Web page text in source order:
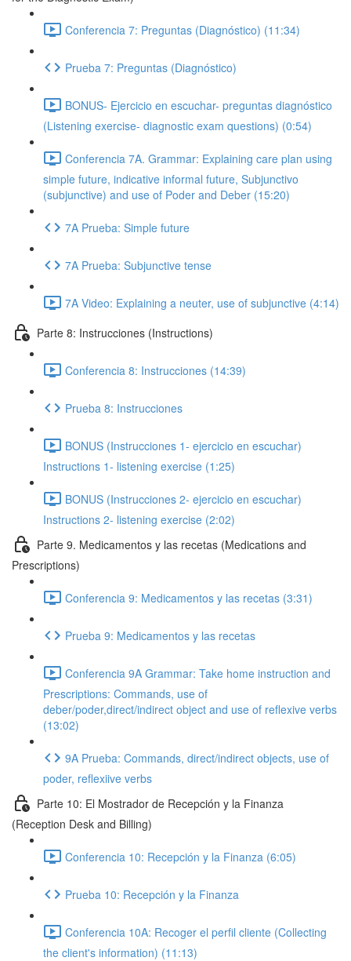
Conferencia 7: Preguntas (Diagnóstico) (11:34)
Prueba 7: Preguntas (Diagnóstico)
BONUS- Ejercicio en escuchar- preguntas diagnóstico
(Listening exercise- diagnostic exam questions) (0:54)
Conferencia 7A. Grammar: Explaining care plan using
simple future, indicative informal future, Subjunctivo
(subjunctive) and use of Poder and Deber (15:20)
7A Prueba: Simple future
7A Prueba: Subjunctive tense
7A Video: Explaining a neuter, use of subjunctive (4:14)
Parte 8: Instrucciones (Instructions)
Conferencia 8: Instrucciones (14:39)
Prueba 8: Instrucciones
BONUS (Instrucciones 1- ejercicio en escuchar)
Instructions 1- listening exercise (1:25)
BONUS (Instrucciones 2- ejercicio en escuchar)
Instructions 2- listening exercise (2:02)
Parte 9. Medicamentos y las recetas (Medications and
Prescriptions)
Conferencia 9: Medicamentos y las recetas (3:31)
Prueba 9: Medicamentos y las recetas
Conferencia 9A Grammar: Take home instruction and
Prescriptions: Commands, use of
deber/poder,direct/indirect object and use of reflexive verbs
(13:02)
9A Prueba: Commands, direct/indirect objects, use of
poder, reflexiive verbs
Parte 10: El Mostrador de Recepción y la Finanza
(Reception Desk and Billing)
Conferencia 10: Recepción y la Finanza (6:05)
Prueba 10: Recepción y la Finanza
Conferencia 10A: Recoger el perfil cliente (Collecting
the client's information) (11:13)